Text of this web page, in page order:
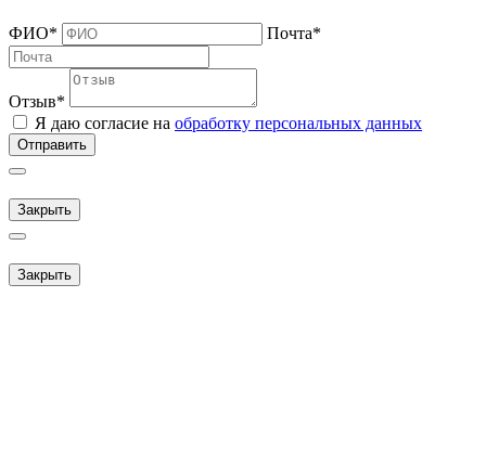
ФИО* Почта*
Отзыв*
Я даю согласие на обработку персональных данных
Отправить
Закрыть
Закрыть